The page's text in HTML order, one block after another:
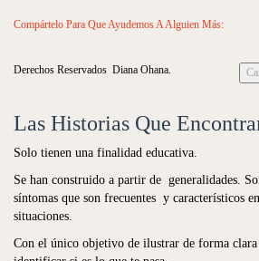
Compártelo Para Que Ayudemos A Alguien Más:
Derechos Reservados Diana Ohana.
Las Historias Que
Solo tienen una finalidad educativa.
Se han construido a partir de generalidades.
síntomas que son frecuentes y característicos
situaciones.
Con el único objetivo de ilustrar de forma clara